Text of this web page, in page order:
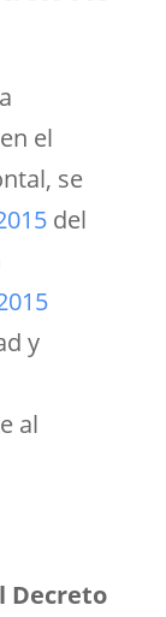
el
se
del
y
al
Decreto